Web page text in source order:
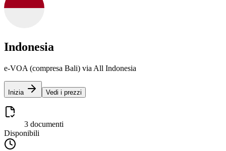
Indonesia
e-VOA (compresa Bali) via All Indonesia
Inizia Vedi i prezzi
3 documenti
Disponibili